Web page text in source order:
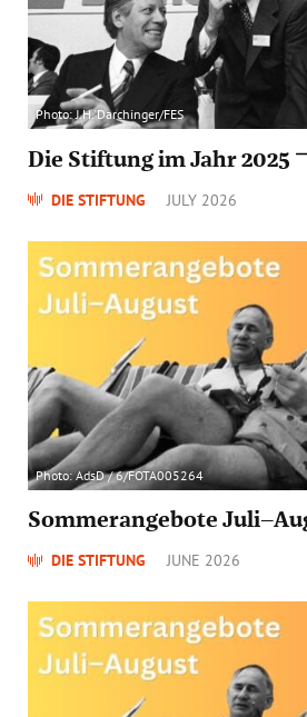
Photo: J.H. Darchinger/FES
Die Stiftung im Jahr 2025
DIE STIFTUNG JULY 2026
Photo: AdsD / 6/FOTA005264
Sommerangebote
DIE STIFTUNG JUNE 2026